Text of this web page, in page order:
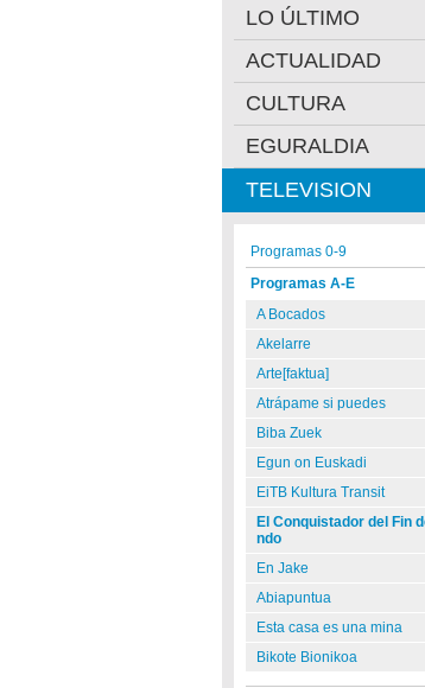
LO ÚLTIMO
ACTUALIDAD
CULTURA
EGURALDIA
TELEVISION
Programas 0-9
Programas A-E
A Bocados
Akelarre
Arte[faktua]
Atrápame si puedes
Biba Zuek
Egun on Euskadi
EiTB Kultura Transit
El Conquistador del Fin
ndo
En Jake
Abiapuntua
Esta casa es una mina
Bikote Bionikoa